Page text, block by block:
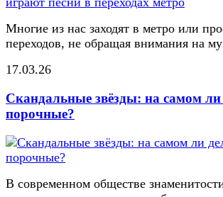
Многие из нас заходят в метро или
переходов, не обращая внимания на
17.03.26
Скандальные звёзды: на самом ли
порочные?
В современном обществе